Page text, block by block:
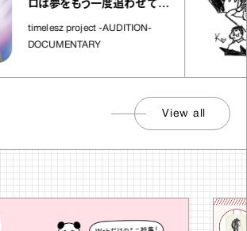
ロは夢をもう一度追わせてく
れた場所」
timelesz project -AUDITION-
DOCUMENTARY
View all